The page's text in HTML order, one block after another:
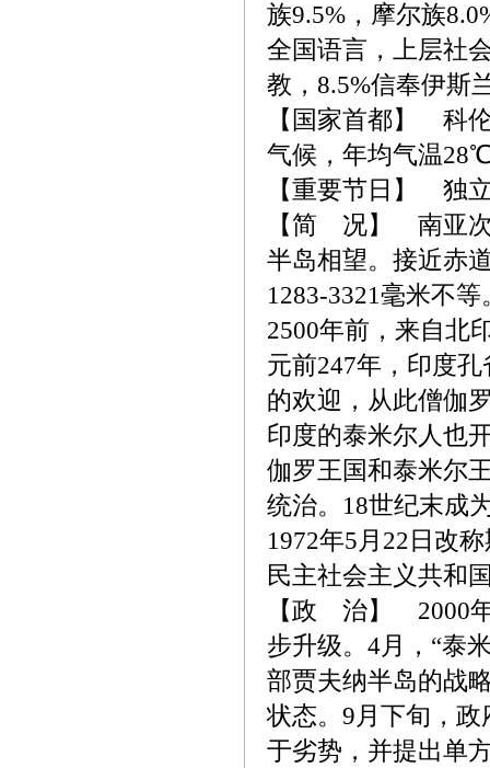
族9.5%，摩尔族
全国语言，上层社
教，8.5%信奉伊斯
【国家首都】 科
气候，年均气温
【重要节日】 独
【简 况】 南亚次
半岛相望。接近赤
1283-3321毫米不
2500年前，来自北
元前247年，印度
的欢迎，从此僧伽
印度的泰米尔人也
伽罗王国和泰米尔
统治。18世纪末成
1972年5月22日改
民主社会主义共和
【政 治】 2000
步升级。4月，“泰
部贾夫纳半岛的战
状态。9月下旬，政
于劣势，并提出单